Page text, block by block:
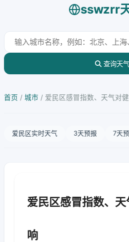
sswzrr
查询天气
首页 / 城市 / 爱民区感冒指数、天气对
爱民区实时天气 3天预报 7天
爱民区感冒指数、
响